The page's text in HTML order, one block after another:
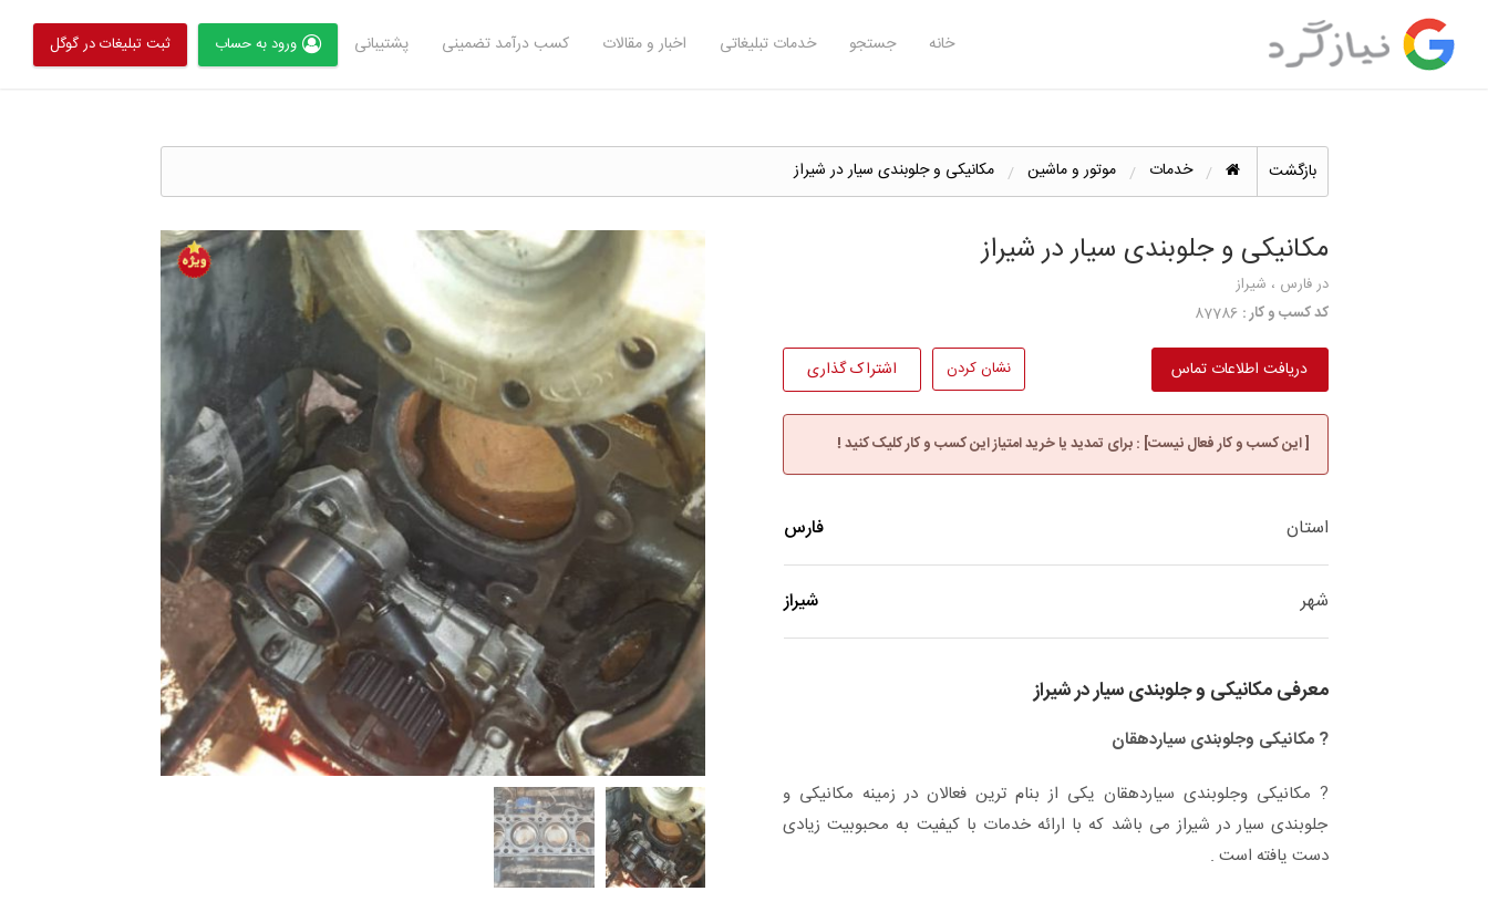
خانه جستجو خدمات تبلیغاتی اخبار و مقالات کسب درآمد تضمینی پشتیبانی ورود به حساب ثبت تبلیغات در گوگل
بازگشت خدمات موتور و ماشین مکانیکی و جلوبندی سیار در شیراز
مکانیکی و جلوبندی سیار در شیراز
در فارس ، شیراز
کد کسب و کار :
دریافت اطلاعات تماس نشان کردن اشتراک گذاری
[ این کسب و کار فعال نیست] : برای تمدید یا خرید امتیاز این کسب و کار کلیک کنید !
استان فارس
شهر شیراز
معرفی مکانیکی و جلوبندی سیار در شیراز
? مکانیکی وجلوبندی سیاردهقان
? مکانیکی وجلوبندی سیاردهقان یکی از بنام ترین فعالان در زمینه مکانیکی و
جلوبندی سیار در شیراز می باشد که با ارائه خدمات با کیفیت به محبوبیت زیادی
دست یافته است .